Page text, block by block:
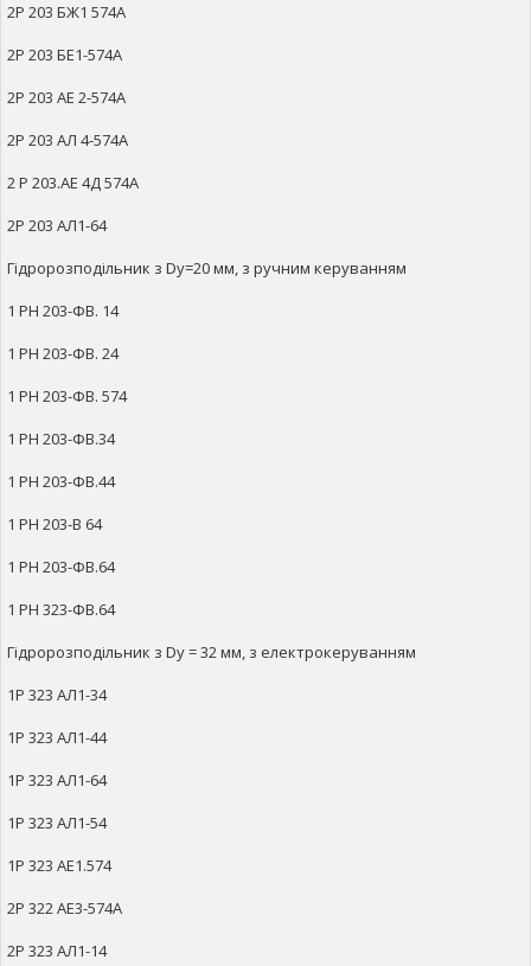
2Р 203 БЖ1 574А
2Р 203 БЕ1-574А
2Р 203 АЕ 2-574А
2Р 203 АЛ 4-574А
2 Р 203.АЕ 4Д 574А
2Р 203 АЛ1-64
Гідророзподільник з Dy=20 мм, з ручним керуванням
1 РН 203-ФВ. 14
1 РН 203-ФВ. 24
1 РН 203-ФВ. 574
1 РН 203-ФВ.34
1 РН 203-ФВ.44
1 РН 203-В 64
1 РН 203-ФВ.64
1 РН 323-ФВ.64
Гідророзподільник з Dy = 32 мм, з електрокеруванням
1Р 323 АЛ1-34
1Р 323 АЛ1-44
1Р 323 АЛ1-64
1Р 323 АЛ1-54
1Р 323 АЕ1.574
2Р 322 АЕ3-574А
2Р 323 АЛ1-14